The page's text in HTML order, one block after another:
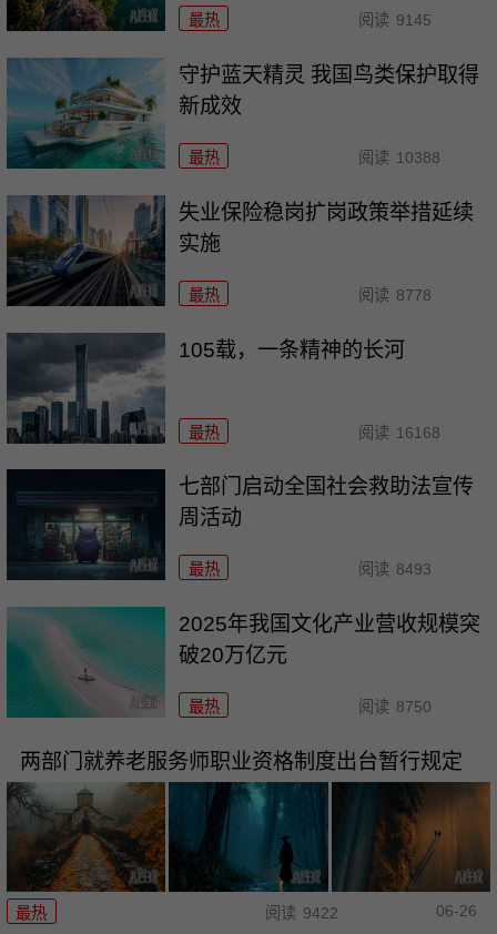
最热 阅读 9145
守护蓝天精灵 我国鸟类保护取得
新成效
最热 阅读 10388
失业保险稳岗扩岗政策举措延续
实施
最热 阅读 8778
105载，一条精神的长河
最热 阅读 16168
七部门启动全国社会救助法宣传
周活动
最热 阅读 8493
2025年我国文化产业营收规模突
破20万亿元
最热 阅读 8750
两部门就养老服务师职业资格制度出台暂行规定
最热 阅读 9422 06-26